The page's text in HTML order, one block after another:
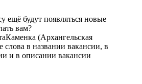
ещё будут появляться новые
вам?
Каменка (Архангельская
в названии вакансии, в
и в описании вакансии